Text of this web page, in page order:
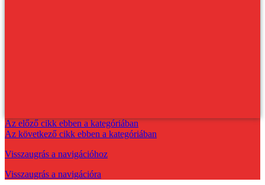
Az előző cikk ebben a kategóriában
Az következő cikk ebben a kategóriában
Visszaugrás a navigációhoz
Visszaugrás a navigációra